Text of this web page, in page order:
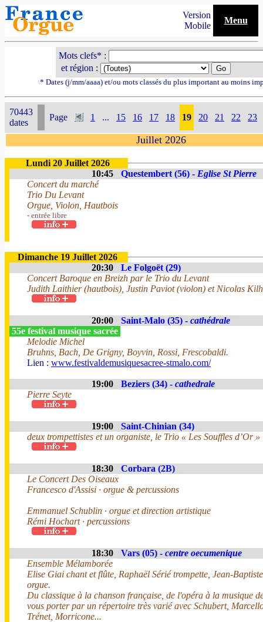
Version
Mobile
Menu
Mots clefs* :
et région :
* Dates (j/mm/aaaa) et/ou mots classés du plus important au moins
70443
dates
Page 1 ... 15 16 17 18 19 20 21 22 23
Juillet 2026
Lundi 20 Juillet 2026
10:45
Questembert (56) - Eglise St Pierre
Concert du marché
Trio Du Levant
Orgue, Violon, Hautbois
- entrée libre
Dimanche 19 Juillet 2026
20:30
Le Folgoët (29)
Concert Baroque en Breizh par le Trio du Levant
Judith Laithier (hautbois), Justin Paviot (violon) et Nicolas
20:00 Saint-Malo (35) - cathédrale
55e festival musique sacrée
Melodie Michel
Bruhns, Bach, De Grigny, Boyvin, Rossi, Frescobaldi.
Lien : www.festivaldemusiquesacree-stmalo.com/
19:00 Beziers (34) - cathedrale
Pierre Seyte
19:00
Saint-Chinian (34)
deux trompettistes et un organiste, le Trio « Les Souffles d’Or »
18:30
Corbara (2B)
Le Concert Des Oiseaux
Francesco d'Assisi · orgue & percussions
Emmanuel Schublin · orgue et direction artistique
Rémi Hochart · percussions
18:30 Vars (05) - centre oecumenique
Ensemble Mélamborée
Elise Giai chant et flûte, Raphaël Sérié trompette, Jean-
orgue.
Du classique à la chanson française, de l'opéra à la musique
vous porter par un répertoire très varié avec Schubert,
Trénet, Morricone...